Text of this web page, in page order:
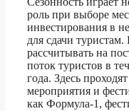
роль при выборе
инвестирования в
для сдачи
рассчитывать на
поток туристов в
года. Здесь
мероприятия и
как Формула-1,